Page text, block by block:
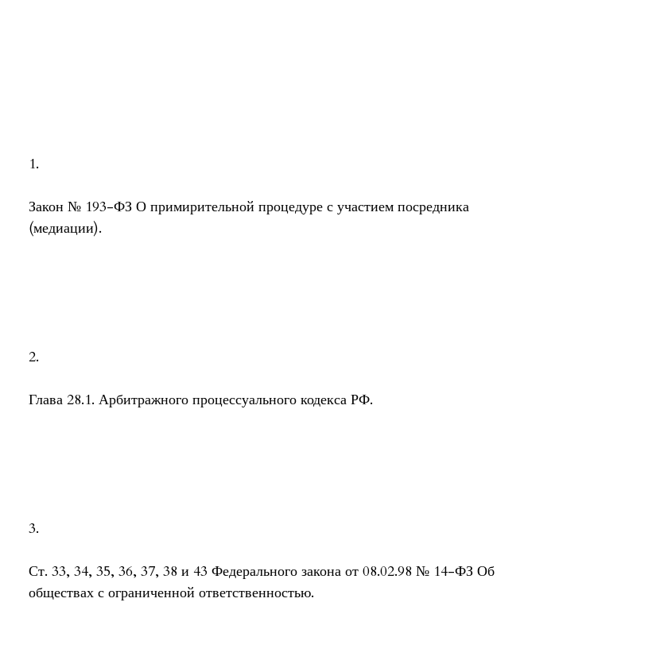
1.
Закон № 193-ФЗ О примирительной процедуре с участием посредника
(медиации).
2.
Глава 28.1. Арбитражного процессуального кодекса РФ.
3.
Ст. 33, 34, 35, 36, 37, 38 и 43 Федерального закона от 08.02.98 № 14-ФЗ Об
обществах с ограниченной ответственностью.